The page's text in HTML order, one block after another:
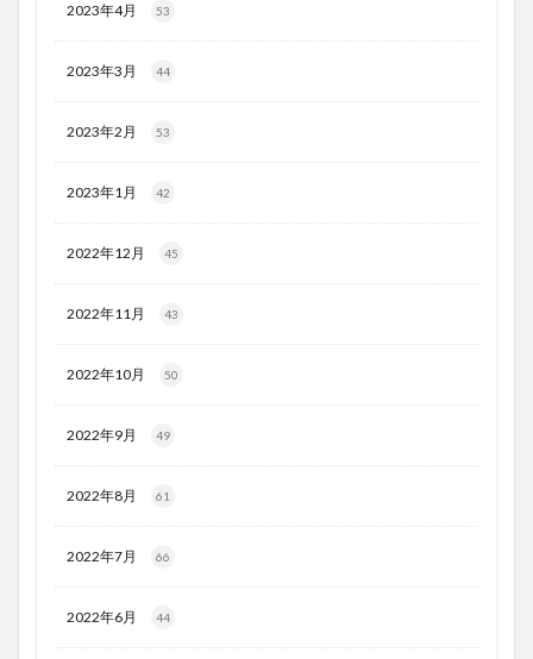
2023年4月 53
2023年3月 44
2023年2月 53
2023年1月 42
2022年12月 45
2022年11月 43
2022年10月 50
2022年9月 49
2022年8月 61
2022年7月 66
2022年6月 44